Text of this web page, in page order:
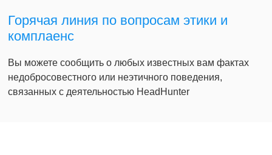
Горячая линия по вопросам этики и
комплаенс
Вы можете сообщить о любых известных вам фактах
недобросовестного или неэтичного поведения,
связанных с деятельностью HeadHunter